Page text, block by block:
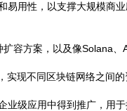
用性，以支撑大规模商
容方案，以及像Solana、
现不同区块链网络之间的
级应用中得到推广，用